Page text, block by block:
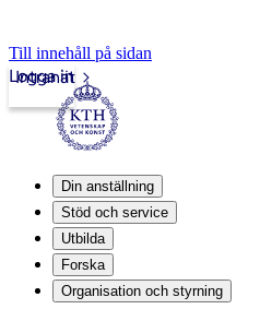
Till innehåll på sidan
Intranät
Logga in
Din anställning
Stöd och service
Utbilda
Forska
Organisation och styrning